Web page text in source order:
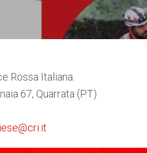
Italiana.
67, Quarrata (PT)